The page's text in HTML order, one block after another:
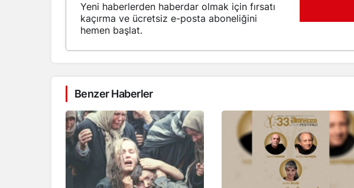
Yeni haberlerden haberdar olmak için fırsatı
kaçırma ve ücretsiz e-posta aboneliğini
hemen başlat.
Benzer Haberler